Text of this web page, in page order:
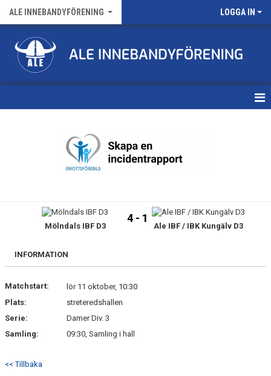
ALE INNEBANDYFÖRENING LOGGA IN
FÖRENINGENS MATCHER
NYHETSARKIV
MEDLEMSKAP
Mölndals IBF D3
4 - 1
Ale IBF / IBK Kungälv D3
INFORMATION
Matchstart:
lör 11 oktober, 10:30
Plats:
streteredshallen
Serie:
Damer Div. 3
Samling:
09:30, Samling i hall
<< Tillbaka